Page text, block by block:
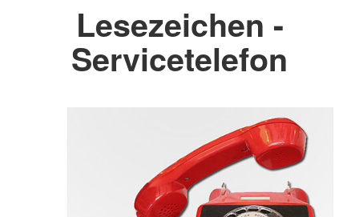
Lesezeichen -
Servicetelefon